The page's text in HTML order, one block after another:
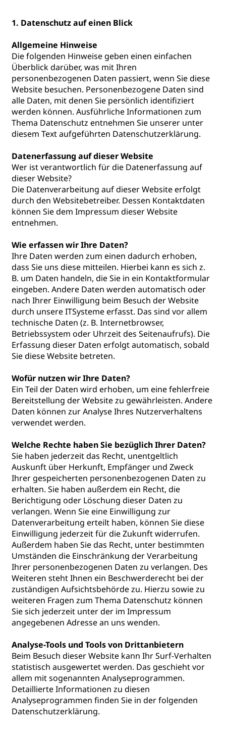
1. Datenschutz auf einen Blick
Allgemeine Hinweise
Die folgenden Hinweise geben einen einfachen
Überblick darüber, was mit Ihren
personenbezogenen Daten passiert, wenn Sie diese
Website besuchen. Personenbezogene Daten sind
alle Daten, mit denen Sie persönlich identifiziert
werden können. Ausführliche Informationen zum
Thema Datenschutz entnehmen Sie unserer unter
diesem Text aufgeführten Datenschutzerklärung.
Datenerfassung auf dieser Website
Wer ist verantwortlich für die Datenerfassung auf
dieser Website?
Die Datenverarbeitung auf dieser Website erfolgt
durch den Websitebetreiber. Dessen Kontaktdaten
können Sie dem Impressum dieser Website
entnehmen.
Wie erfassen wir Ihre Daten?
Ihre Daten werden zum einen dadurch erhoben,
dass Sie uns diese mitteilen. Hierbei kann es sich z.
B. um Daten handeln, die Sie in ein Kontaktformular
eingeben. Andere Daten werden automatisch oder
nach Ihrer Einwilligung beim Besuch der Website
durch unsere ITSysteme erfasst. Das sind vor allem
technische Daten (z. B. Internetbrowser,
Betriebssystem oder Uhrzeit des Seitenaufrufs). Die
Erfassung dieser Daten erfolgt automatisch, sobald
Sie diese Website betreten.
Wofür nutzen wir Ihre Daten?
Ein Teil der Daten wird erhoben, um eine fehlerfreie
Bereitstellung der Website zu gewährleisten. Andere
Daten können zur Analyse Ihres Nutzerverhaltens
verwendet werden.
Welche Rechte haben Sie bezüglich Ihrer Daten?
Sie haben jederzeit das Recht, unentgeltlich
Auskunft über Herkunft, Empfänger und Zweck
Ihrer gespeicherten personenbezogenen Daten zu
erhalten. Sie haben außerdem ein Recht, die
Berichtigung oder Löschung dieser Daten zu
verlangen. Wenn Sie eine Einwilligung zur
Datenverarbeitung erteilt haben, können Sie diese
Einwilligung jederzeit für die Zukunft widerrufen.
Außerdem haben Sie das Recht, unter bestimmten
Umständen die Einschränkung der Verarbeitung
Ihrer personenbezogenen Daten zu verlangen. Des
Weiteren steht Ihnen ein Beschwerderecht bei der
zuständigen Aufsichtsbehörde zu. Hierzu sowie zu
weiteren Fragen zum Thema Datenschutz können
Sie sich jederzeit unter der im Impressum
angegebenen Adresse an uns wenden.
Analyse-Tools und Tools von Drittanbietern
Beim Besuch dieser Website kann Ihr Surf-Verhalten
statistisch ausgewertet werden. Das geschieht vor
allem mit sogenannten Analyseprogrammen.
Detaillierte Informationen zu diesen
Analyseprogrammen finden Sie in der folgenden
Datenschutzerklärung.